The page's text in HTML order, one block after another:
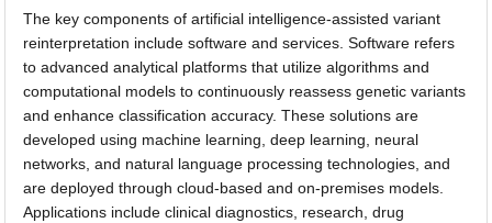
The key components of artificial intelligence-assisted variant
reinterpretation include software and services. Software refers
to advanced analytical platforms that utilize algorithms and
computational models to continuously reassess genetic variants
and enhance classification accuracy. These solutions are
developed using machine learning, deep learning, neural
networks, and natural language processing technologies, and
are deployed through cloud-based and on-premises models.
Applications include clinical diagnostics, research, drug